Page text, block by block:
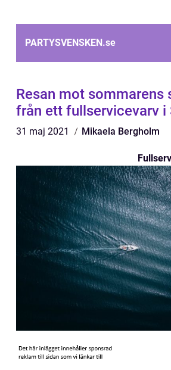
PARTYSVENSKEN.se
Resan mot sommarens
från ett fullservicevarv i
31 maj 2021 Mikaela Bergholm